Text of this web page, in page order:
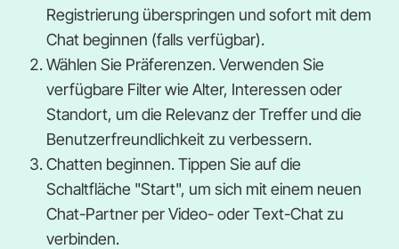
Registrierung überspringen und sofort mit dem
Chat beginnen (falls verfügbar).
Wählen Sie Präferenzen. Verwenden Sie
verfügbare Filter wie Alter, Interessen oder
Standort, um die Relevanz der Treffer und die
Benutzerfreundlichkeit zu verbessern.
Chatten beginnen. Tippen Sie auf die
Schaltfläche "Start", um sich mit einem neuen
Chat-Partner per Video- oder Text-Chat zu
verbinden.